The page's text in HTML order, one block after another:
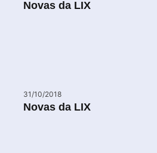
Novas da LIX
31/10/2018
Novas da LIX